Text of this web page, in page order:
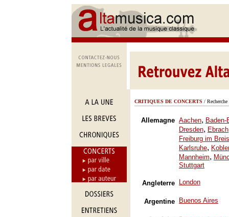
CRITIQUES DE CONCERTS /
Allemagne Aachen, Baden-
Dresden, Ebrach
Freiburg im
Karlsruhe,
Mannheim,
Stuttgart
Angleterre London
Argentine Buenos Aires